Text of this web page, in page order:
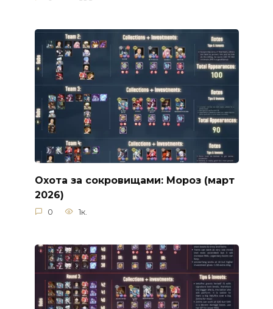
Охота за сокровищами: Мороз (март
2026)
0 1к.